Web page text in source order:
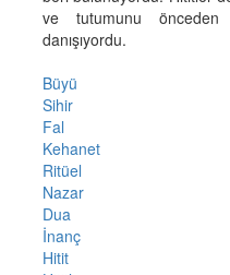
ve tutumunu önceden
danışıyordu.
Büyü
Sihir
Fal
Kehanet
Ritüel
Nazar
Dua
İnanç
Hitit